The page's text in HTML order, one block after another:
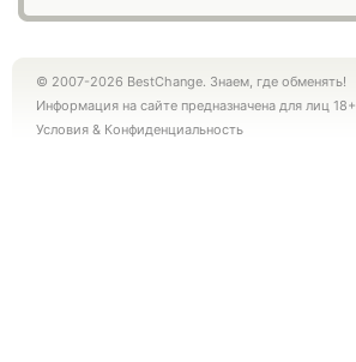
© 2007-2026 BestChange. Знаем, где обменять!
Информация на сайте предназначена для лиц 18+
Условия & Конфиденциальность